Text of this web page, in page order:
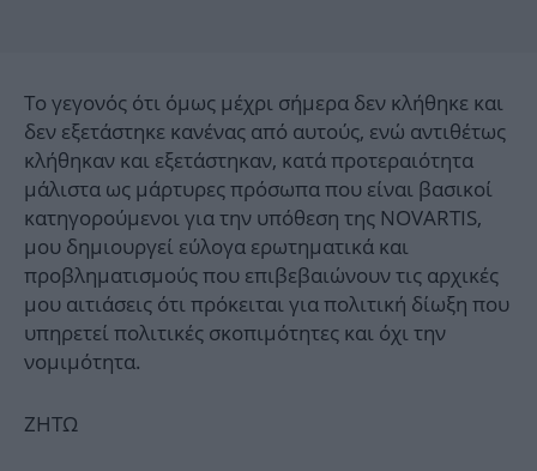
Το γεγονός ότι όμως μέχρι σήμερα δεν κλήθηκε και
δεν εξετάστηκε κανένας από αυτούς, ενώ αντιθέτως
κλήθηκαν και εξετάστηκαν, κατά προτεραιότητα
μάλιστα ως μάρτυρες πρόσωπα που είναι βασικοί
κατηγορούμενοι για την υπόθεση της NOVARTIS,
μου δημιουργεί εύλογα ερωτηματικά και
προβληματισμούς που επιβεβαιώνουν τις αρχικές
μου αιτιάσεις ότι πρόκειται για πολιτική δίωξη που
υπηρετεί πολιτικές σκοπιμότητες και όχι την
νομιμότητα.
ΖΗΤΩ